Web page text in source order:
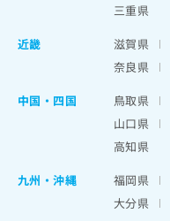
三重県
近畿
滋賀県
奈良県
中国・四国
鳥取県
山口県
高知県
九州・沖縄
福岡県
大分県